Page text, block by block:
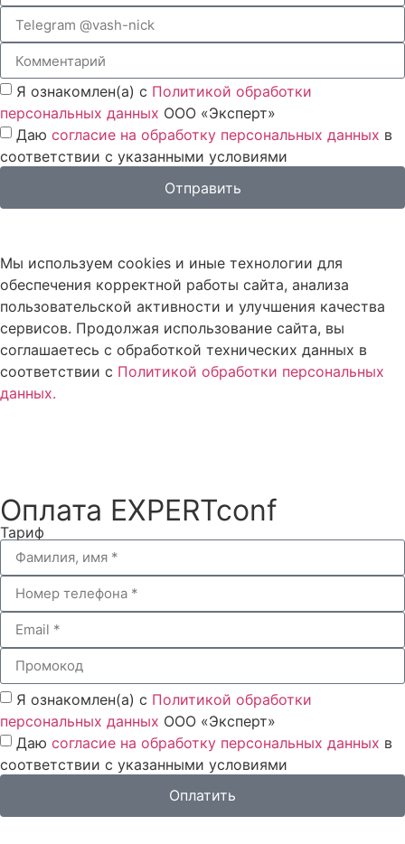
Я ознакомлен(а) с Политикой обработки
персональных данных ООО «Эксперт»
Даю согласие на обработку персональных данных в
соответствии с указанными условиями
Отправить
Мы используем cookies и иные технологии для
обеспечения корректной работы сайта, анализа
пользовательской активности и улучшения качества
сервисов. Продолжая использование сайта, вы
соглашаетесь с обработкой технических данных в
соответствии с Политикой обработки персональных
данных.
Оплата EXPERTconf
Тариф
Я ознакомлен(а) с Политикой обработки
персональных данных ООО «Эксперт»
Даю согласие на обработку персональных данных в
соответствии с указанными условиями
Оплатить